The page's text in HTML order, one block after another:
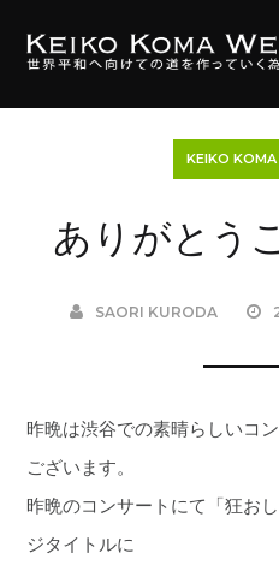
KEIKO KOMA
ありがとう
SAORI KURODA
昨晩は渋谷での素晴らしいコ
ございます。
昨晩のコンサートにて「狂お
ジタイトルに